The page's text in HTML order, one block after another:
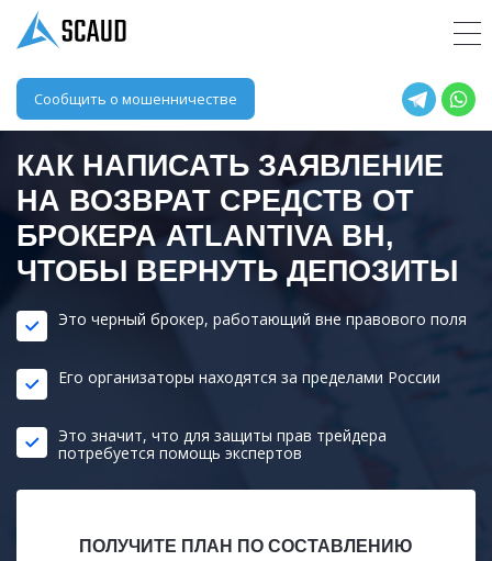
Сообщить о мошенничестве
КАК НАПИСАТЬ ЗАЯВЛЕНИЕ
НА ВОЗВРАТ СРЕДСТВ ОТ
БРОКЕРАATLANTIVA BH,
ЧТОБЫ ВЕРНУТЬ ДЕПОЗИТЫ
Это черный брокер, работающий вне правового поля
Его организаторы находятся за пределами России
Это значит, что для защиты прав трейдера
потребуется помощь экспертов
ПОЛУЧИТЕ ПЛАН ПО СОСТАВЛЕНИЮ